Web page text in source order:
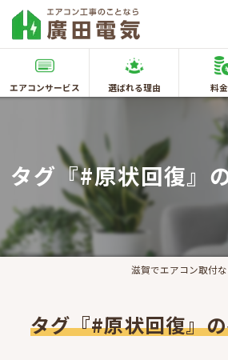
エアコンサービス 選ばれる理由 料
タグ『#原状回復』
滋賀でエアコン取付
タグ『#原状回復』